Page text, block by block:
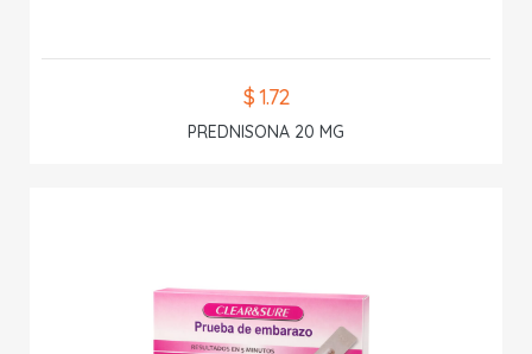
$ 1.72
PREDNISONA 20 MG